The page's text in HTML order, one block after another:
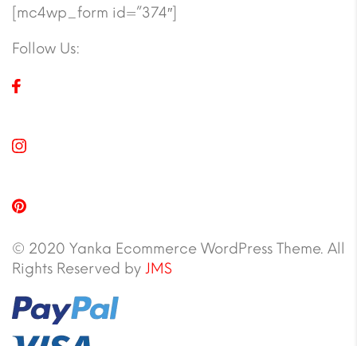
[mc4wp_form id=”374″]
Follow Us:
© 2020 Yanka Ecommerce WordPress Theme. All
Rights Reserved by JMS